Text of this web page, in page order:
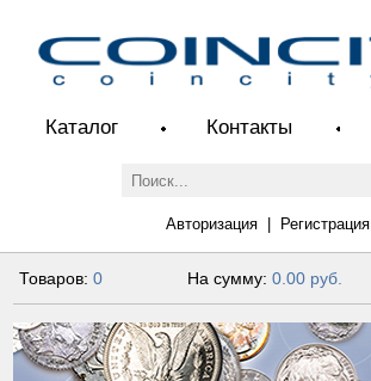
Каталог Контакты
Авторизация| Регистрация
Товаров:0 На сумму: 0.00 руб.